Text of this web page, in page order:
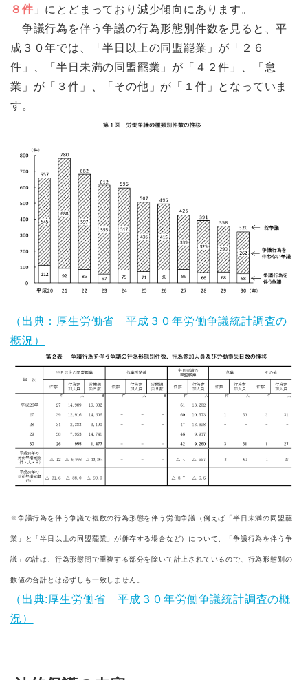
８件 」にとどまっており減少傾向にあります。
争議行為を伴う争議の行為形態別件数を見ると、平
成３０年では、「半日以上の同盟罷業」が「２６
件」、「半日未満の同盟罷業」が「４２件」、「怠
業」が「３件」、「その他」が「１件」となっていま
す。
（出典：厚生労働省 平成３０年労働争議統計調査の
概況）
※争議行為を伴う争議で複数の行為形態を伴う労働争議（例えば「半日未満の同盟罷
業」と「半日以上の同盟罷業」が併存する場合など）について、「争議行為を伴う争
議」の計は、行為形態間で重複する部分を除いて計上されているので、行為形態別の
数値の合計とは必ずしも一致しません。
（出典:厚生労働省 平成３０年労働争議統計調査の概
況）